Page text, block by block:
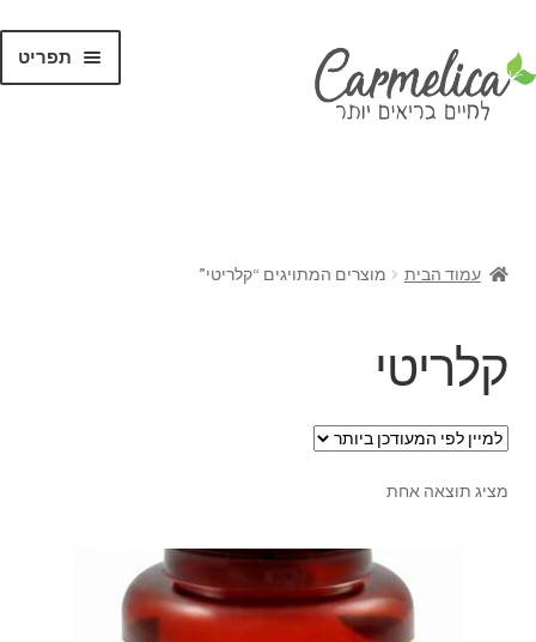
תפריט
עמוד הבית מוצרים המתויגים “קלריטי”
קלריטי
מציג תוצאה אחת